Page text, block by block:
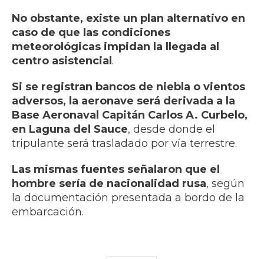
No obstante, existe un plan alternativo en
caso de que las condiciones
meteorológicas impidan la llegada al
centro asistencial.
Si se registran bancos de niebla o vientos
adversos, la aeronave será derivada a la
Base Aeronaval Capitán Carlos A. Curbelo,
en Laguna del Sauce, desde donde el
tripulante será trasladado por vía terrestre.
Las mismas fuentes señalaron que el
hombre sería de nacionalidad rusa, según
la documentación presentada a bordo de la
embarcación.